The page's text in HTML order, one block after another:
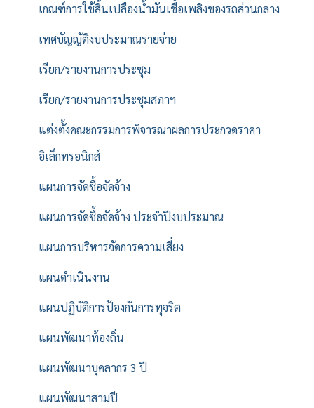
เกณฑ์การใช้สิ้นเปลืองน้ำมันเชื้อเพลิงของรถส่วนกลาง
เทศบัญญัติงบประมาณรายจ่าย
เรียก/รายงานการประชุม
เรียก/รายงานการประชุมสภาฯ
แต่งตั้งคณะกรรมการพิจารณาผลการประกวดราคา
อิเล็กทรอนิกส์
แผนการจัดซื้อจัดจ้าง
แผนการจัดซื้อจัดจ้าง ประจำปีงบประมาณ
แผนการบริหารจัดการความเสี่ยง
แผนดำเนินงาน
แผนปฏิบัติการป้องกันการทุจริต
แผนพัฒนาท้องถิ่น
แผนพัฒนาบุคลากร 3 ปี
แผนพัฒนาสามปี